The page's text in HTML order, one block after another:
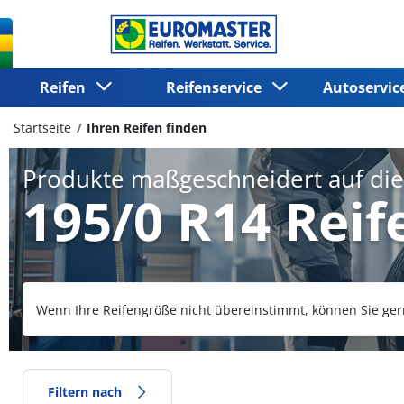
Reifen Reifenservice
Startseite Ihren Reifen finden
Produkte maßgeschneidert auf
195/0 R14
Wenn Ihre Reifengröße nicht übereinstimmt, können Sie
Filtern nach